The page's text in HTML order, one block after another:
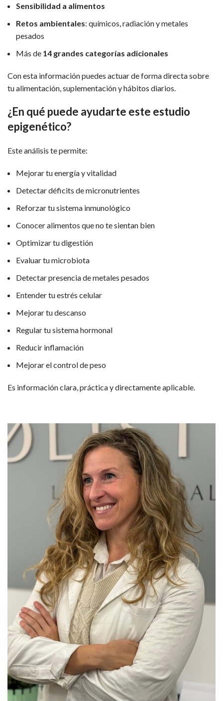
Sensibilidad a alimentos
Retos ambientales: químicos, radiación y metales
pesados
Más de 14 grandes categorías adicionales
Con esta información puedes actuar de forma directa sobre
tu alimentación, suplementación y hábitos diarios.
¿En qué puede ayudarte este estudio
epigenético?
Este análisis te permite:
Mejorar tu energía y vitalidad
Detectar déficits de micronutrientes
Reforzar tu sistema inmunológico
Conocer alimentos que no te sientan bien
Optimizar tu digestión
Evaluar tu microbiota
Detectar presencia de metales pesados
Entender tu estrés celular
Mejorar tu descanso
Regular tu sistema hormonal
Reducir inflamación
Mejorar el control de peso
Es información clara, práctica y directamente aplicable.